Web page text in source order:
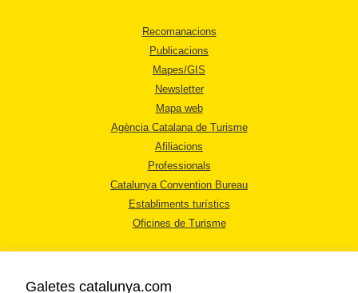
Recomanacions
Publicacions
Mapes/GIS
Newsletter
Mapa web
Agència Catalana de Turisme
Afiliacions
Professionals
Catalunya Convention Bureau
Establiments turístics
Oficines de Turisme
Galetes catalunya.com